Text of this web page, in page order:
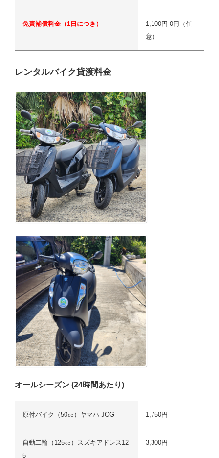
免責補償料金（1日につき） 1,100円 0円（任
意）
レンタルバイク貸渡料金
オールシーズン (24時間あたり)
原付バイク（50㏄）ヤマハ JOG 1,750円
自動二輪（125㏄）スズキアドレス12
5
3,300円